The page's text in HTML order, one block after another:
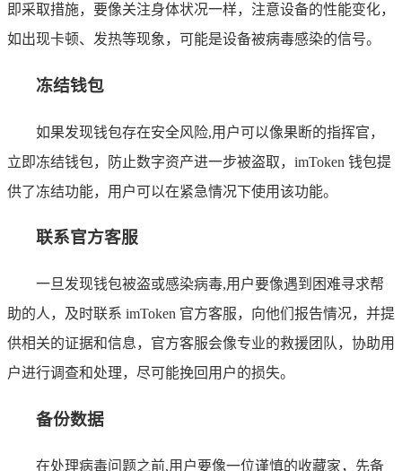
即采取措施，要像关注身体状况一样，注意设备的性能变化，
如出现卡顿、发热等现象，可能是设备被病毒感染的信号。
冻结钱包
如果发现钱包存在安全风险,用户可以像果断的指挥官，
立即冻结钱包，防止数字资产进一步被盗取，imToken 钱包提
供了冻结功能，用户可以在紧急情况下使用该功能。
联系官方客服
一旦发现钱包被盗或感染病毒,用户要像遇到困难寻求帮
助的人，及时联系 imToken 官方客服，向他们报告情况，并提
供相关的证据和信息，官方客服会像专业的救援团队，协助用
户进行调查和处理，尽可能挽回用户的损失。
备份数据
在处理病毒问题之前,用户要像一位谨慎的收藏家，先备